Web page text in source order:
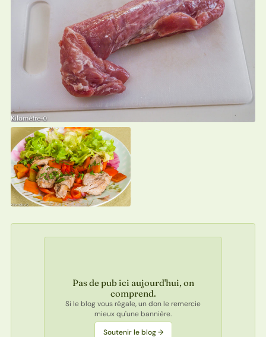
Pas de pub ici aujourd'hui, on
comprend.
Si le blog vous régale, un don le remercie
mieux qu'une bannière.
Soutenir le blog →